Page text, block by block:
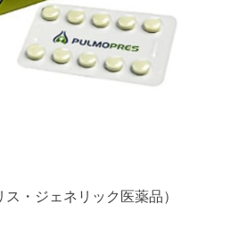
・ジェネリック医薬品）